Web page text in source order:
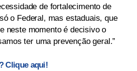
de fortalecimento de
o Federal, mas estaduais, que
neste momento é decisivo o
ter uma prevenção geral.”
Clique aqui!